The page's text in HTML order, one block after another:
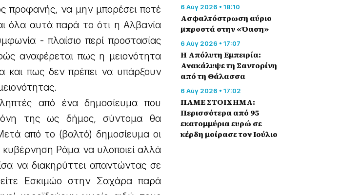
προφανής, να μην μπορέσει ποτέ
όλα αυτά παρά το ότι η Αλβανία
- πλαίσιο περί προστασίας
αναφέρεται πως η μειονότητα
και πως δεν πρέπει να υπάρξουν
από ένα δημοσίευμα που
της ως δήμος, σύντομα θα
από το (βαλτό) δημοσίευμα οι
Ράμα να υλοποιεί αλλά
να διακηρύττει απαντώντας σε
Εσκιμώο στην Σαχάρα παρά
6 Αύγ 2026 • 18:10
Ασφαλτόστρωση αύριο
μπροστά στην «Όαση»
6 Αύγ 2026 • 17:07
Η Απόλυτη Εμπειρία:
Ανακάλυψε τη Σαντορίνη
από τη Θάλασσα
6 Αύγ 2026 • 17:02
ΠΑΜΕ ΣΤΟΙΧΗΜΑ:
Περισσότερα από 95
εκατομμύρια ευρώ σε
κέρδη μοίρασε τον Ιούλιο